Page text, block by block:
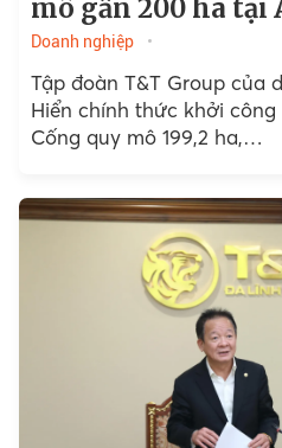
mô gần 200 ha tại
Doanh nghiệp
Tập đoàn T&T Group của
Hiển chính thức khởi
Cống quy mô 199,2 ha,…